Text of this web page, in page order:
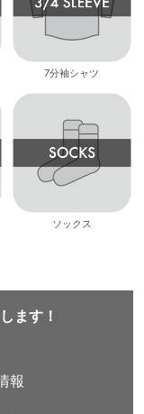
7分袖シャツ
ソックス
ます！
報